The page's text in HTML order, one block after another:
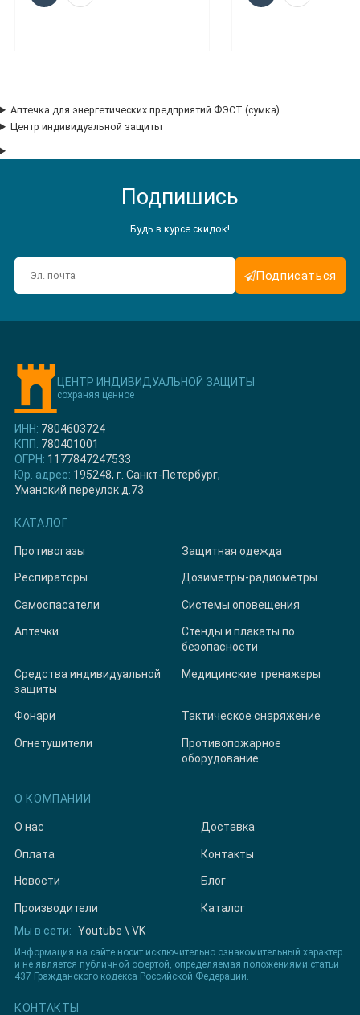
Аптечка для энергетических предприятий ФЭСТ (сумка)
Центр индивидуальной защиты
Подпишись
Будь в курсе скидок!
Подписаться
ЦЕНТР ИНДИВИДУАЛЬНОЙ ЗАЩИТЫ
сохраняя ценное
ИНН: 7804603724
КПП: 780401001
ОГРН: 1177847247533
Юр. адрес: 195248, г. Санкт-Петербург,
Уманский переулок д.73
КАТАЛОГ
Противогазы Защитная одежда
Респираторы Дозиметры-радиометры
Самоспасатели Системы оповещения
Аптечки
Стенды и плакаты по
безопасности
Средства индивидуальной
защиты
Медицинские тренажеры
Фонари Тактическое снаряжение
Огнетушители
Противопожарное
оборудование
О КОМПАНИИ
О нас Доставка
Оплата Контакты
Новости Блог
Производители
Каталог
Мы в сети: Youtube \ VK
Информация на сайте носит исключительно ознакомительный характер
и не является публичной офертой, определяемая положениями статьи
437 Гражданского кодекса Российской Федерации.
КОНТАКТЫ